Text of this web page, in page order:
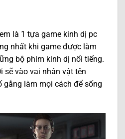
là 1 tựa game kinh dị pc
nhất khi game được làm
bộ phim kinh dị nổi tiếng.
sẽ vào vai nhân vật tên
gắng làm mọi cách để sống